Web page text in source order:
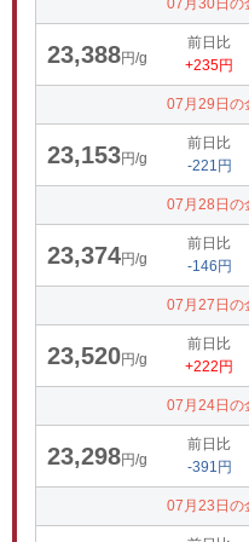
07月30日の
23,388円/g
前日比
+235円
07月29日の
23,153円/g
前日比
-221円
07月28日の
23,374円/g
前日比
-146円
07月27日の
23,520円/g
前日比
+222円
07月24日の
23,298円/g
前日比
-391円
07月23日の